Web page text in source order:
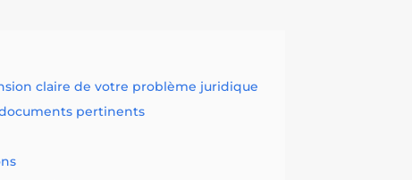
claire de votre problème juridique
pertinents